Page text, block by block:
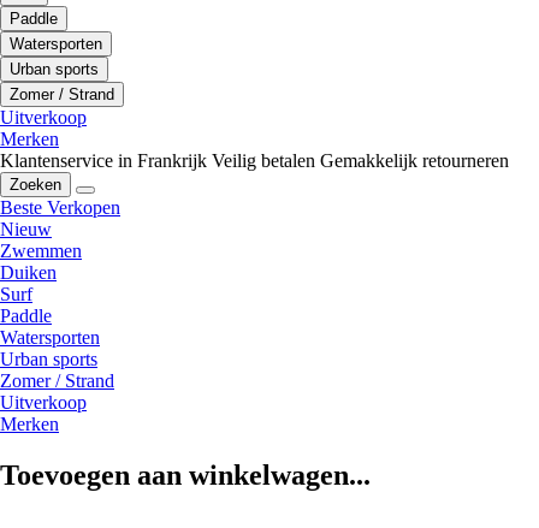
Paddle
Watersporten
Urban sports
Zomer / Strand
Uitverkoop
Merken
Klantenservice in Frankrijk Veilig betalen Gemakkelijk retourneren
Zoeken
Beste Verkopen
Nieuw
Zwemmen
Duiken
Surf
Paddle
Watersporten
Urban sports
Zomer / Strand
Uitverkoop
Merken
Toevoegen aan winkelwagen...